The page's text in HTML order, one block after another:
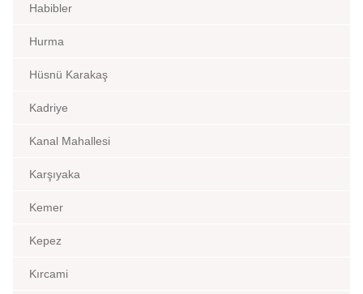
Habibler
Hurma
Hüsnü Karakaş
Kadriye
Kanal Mahallesi
Karşıyaka
Kemer
Kepez
Kırcami